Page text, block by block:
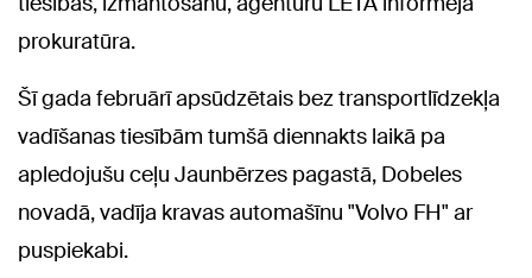
prokuratūra.
Šī gada februārī apsūdzētais bez transportlīdzekļa
vadīšanas tiesībām tumšā diennakts laikā pa
apledojušu ceļu Jaunbērzes pagastā, Dobeles
novadā, vadīja kravas automašīnu "Volvo FH" ar
puspiekabi.